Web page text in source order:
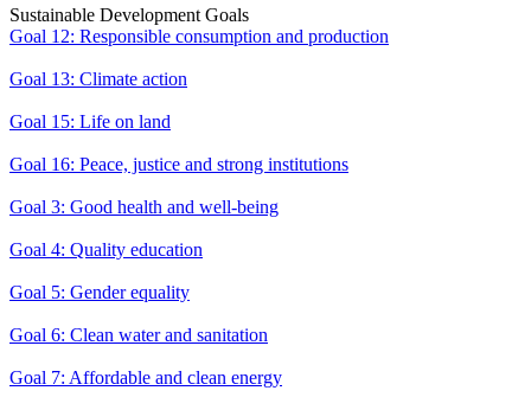
Sustainable Development Goals
Goal 12: Responsible consumption and production
Goal 13: Climate action
Goal 15: Life on land
Goal 16: Peace, justice and strong institutions
Goal 3: Good health and well-being
Goal 4: Quality education
Goal 5: Gender equality
Goal 6: Clean water and sanitation
Goal 7: Affordable and clean energy